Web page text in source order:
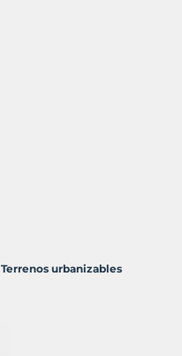
Terrenos urbanizables